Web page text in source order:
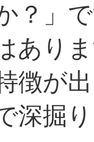
？」
あり
徴が
深掘